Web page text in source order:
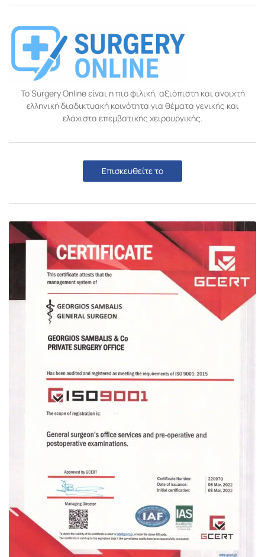
Το Surgery Online είναι η πιο φιλική, αξιόπιστη και ανοιχτή
ελληνική διαδικτυακή κοινότητα για θέματα γενικής και
ελάχιστα επεμβατικής χειρουργικής.
Επισκευθείτε το